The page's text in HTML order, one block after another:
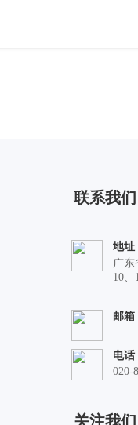
联系我们
地址
广东
10、
邮箱
电话
020-
关注我们